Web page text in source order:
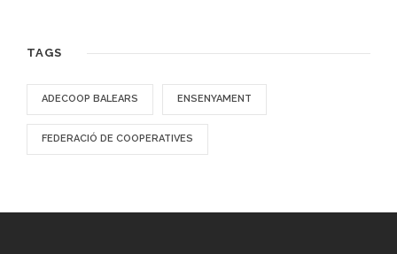
TAGS
ADECOOP BALEARS ENSENYAMENT
FEDERACIÓ DE COOPERATIVES